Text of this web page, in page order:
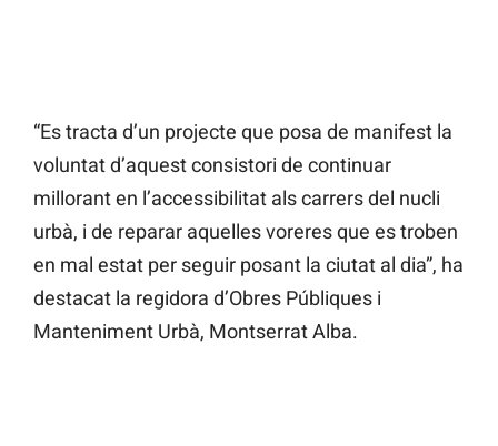
“Es tracta d’un projecte que posa de manifest la
voluntat d’aquest consistori de continuar
millorant en l’accessibilitat als carrers del nucli
urbà, i de reparar aquelles voreres que es troben
en mal estat per seguir posant la ciutat al dia”, ha
destacat la regidora d’Obres Públiques i
Manteniment Urbà, Montserrat Alba.